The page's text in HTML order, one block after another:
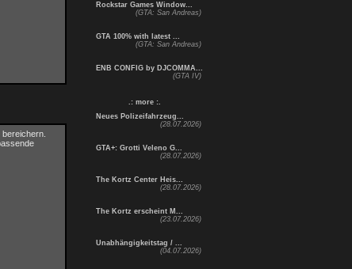
Rockstar Games Window...
(GTA: San Andreas)
GTA 100% with latest ...
(GTA: San Andreas)
ENB CONFIG by DJCOMMA...
(GTA IV)
.: more :.
Neues Polizeifahrzeug...
(28.07.2026)
GTA+: Grotti Veleno G...
(28.07.2026)
The Kortz Center Heis...
(28.07.2026)
The Kortz erscheint M...
(23.07.2026)
Unabhängigkeitstag / ...
(04.07.2026)